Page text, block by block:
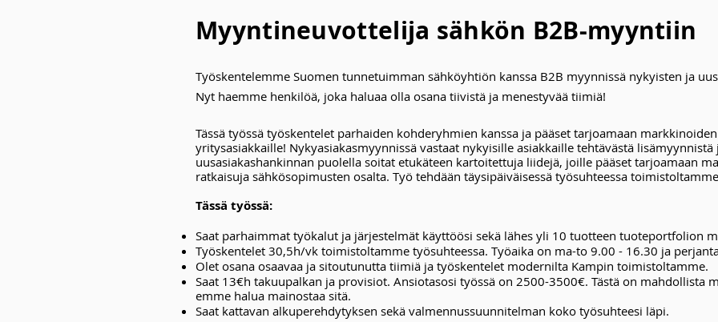
Myyntineuvottelija sähkön B2B-myyntiin
Työskentelemme Suomen tunnetuimman sähköyhtiön kanssa B2B myynnissä nykyisten ja
Nyt haemme henkilöä, joka haluaa olla osana tiivistä ja menestyvää tiimiä!
Tässä työssä työskentelet parhaiden kohderyhmien kanssa ja pääset tarjoamaan
yritysasiakkaille! Nykyasiakasmyynnissä vastaat nykyisille asiakkaille tehtävästä lisämyynnistä
uusasiakashankinnan puolella soitat etukäteen kartoitettuja liidejä, joille pääset tarjoamaan
ratkaisuja sähkösopimusten osalta. Työ tehdään täysipäiväisessä työsuhteessa
Tässä työssä:
Saat parhaimmat työkalut ja järjestelmät käyttöösi sekä lähes yli 10 tuotteen tuoteportfolion
Työskentelet 30,5h/vk toimistoltamme työsuhteessa. Työaika on ma-to 9.00 - 16.30 ja
Olet osana osaavaa ja sitoutunutta tiimiä ja työskentelet modernilta Kampin toimistoltamme.
Saat 13€h takuupalkan ja provisiot. Ansiotasosi työssä on 2500-3500€. Tästä on mahdollista
emme halua mainostaa sitä.
Saat kattavan alkuperehdytyksen sekä valmennussuunnitelman koko työsuhteesi läpi.